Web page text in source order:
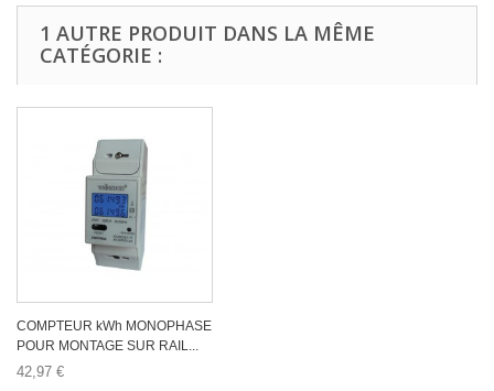
1 AUTRE PRODUIT DANS LA MÊME
CATÉGORIE :
COMPTEUR kWh MONOPHASE
POUR MONTAGE SUR RAIL...
42,97 €